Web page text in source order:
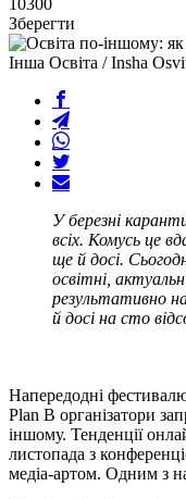
Зберегти
Інша Освіта / Insha
У березні
всіх. Комусь це
ще й досі.
освітні,
результативно
й досі на сто
Напередодні
Plan B організатори
іншому. Тенденції
листопада з
медіа-артом. Одним з